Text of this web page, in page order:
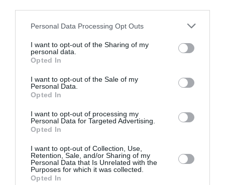
Personal Data Processing Opt Outs
I want to opt-out of the Sharing of my
personal data.
Opted In
I want to opt-out of the Sale of my
Personal Data.
Opted In
I want to opt-out of processing my
Personal Data for Targeted Advertising.
Opted In
I want to opt-out of Collection, Use,
Retention, Sale, and/or Sharing of my
Personal Data that Is Unrelated with the
Purposes for which it was collected.
Opted In
son adversaire, avec très peu d’actions offensives,
sifflet de l’arbitre qui tout au long du match, d’ailleurs,
sortira une bonne demi-douzaine de cartons, tous
justifiés.
impossible de savoir à quel niveau se situe le Ghana,
favori de la Coupe.
Les Maliens en dépit de leur défaite, ne sont pas les